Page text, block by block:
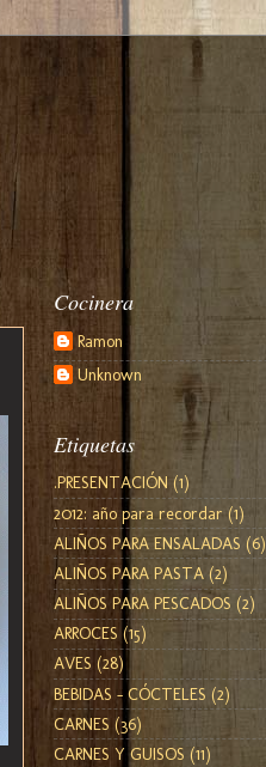
Cocinera
Ramon
Unknown
Etiquetas
.PRESENTACIÓN (1)
2012: año para recordar (1)
ALIÑOS PARA ENSALADAS (6)
ALIÑOS PARA PASTA (2)
ALIÑOS PARA PESCADOS (2)
ARROCES (15)
AVES (28)
BEBIDAS - CÓCTELES (2)
CARNES (36)
CARNES Y GUISOS (11)